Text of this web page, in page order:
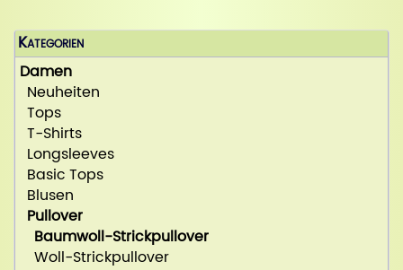
Kategorien
Damen
Neuheiten
Tops
T-Shirts
Longsleeves
Basic Tops
Blusen
Pullover
Baumwoll-Strickpullover
Woll-Strickpullover